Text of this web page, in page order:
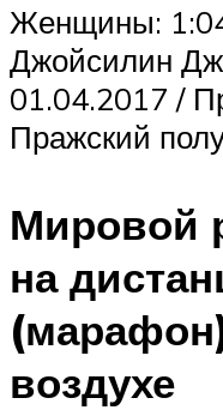
Женщины:
Джойсилин
01.04.2017 /
Пражский
Мировой
на
воздухе